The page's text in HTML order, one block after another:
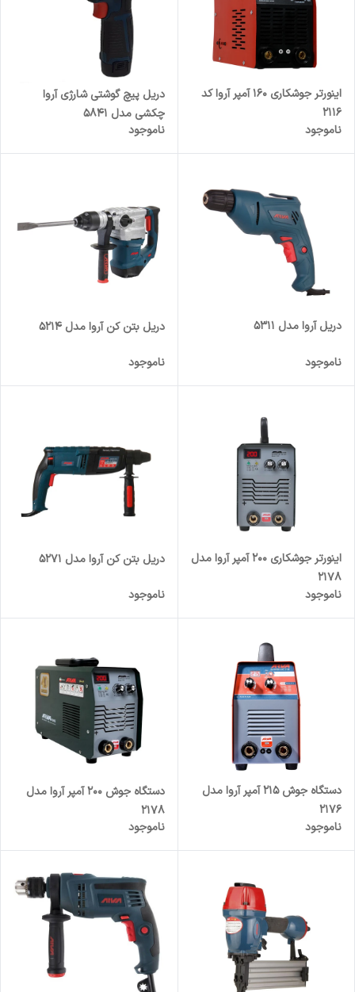
اینورتر جوشکاری 160 آمپر آروا کد
2116
ناموجود
دریل پیچ گوشتی شارژی آروا
چکشی مدل 5841
ناموجود
دریل آروا مدل 5311
ناموجود
دریل بتن کن آروا مدل 5214
ناموجود
اینورتر جوشکاری 200 آمپر آروا مدل
2178
ناموجود
دریل بتن کن آروا مدل 5271
ناموجود
دستگاه جوش 215 آمپر آروا مدل
2176
ناموجود
دستگاه جوش 200 آمپر آروا مدل
2178
ناموجود